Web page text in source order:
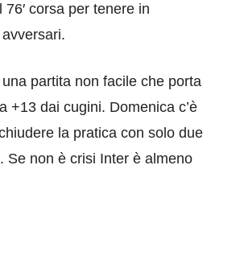
corsa per tenere in
partita non facile che porta
+13 dai cugini. Domenica c’è
la pratica con solo due
Se non è crisi Inter è almeno